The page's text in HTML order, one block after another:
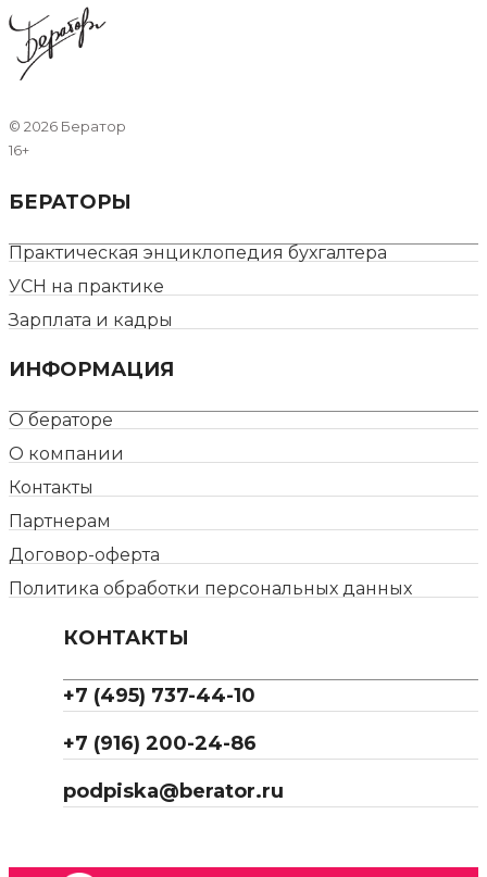
© 2026 Бератор
16+
БЕРАТОРЫ
Практическая энциклопедия бухгалтера
УСН на практике
Зарплата и кадры
ИНФОРМАЦИЯ
О бераторе
О компании
Контакты
Партнерам
Договор-оферта
Политика обработки персональных данных
КОНТАКТЫ
+7 (495) 737-44-10
+7 (916) 200-24-86
podpiska@berator.ru